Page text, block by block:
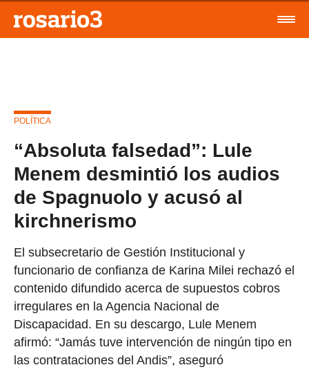
POLÍTICA
“Absoluta falsedad”: Lule
Menem desmintió los audios
de Spagnuolo y acusó al
kirchnerismo
El subsecretario de Gestión Institucional y
funcionario de confianza de Karina Milei rechazó el
contenido difundido acerca de supuestos cobros
irregulares en la Agencia Nacional de
Discapacidad. En su descargo, Lule Menem
afirmó: “Jamás tuve intervención de ningún tipo en
las contrataciones del Andis”, aseguró